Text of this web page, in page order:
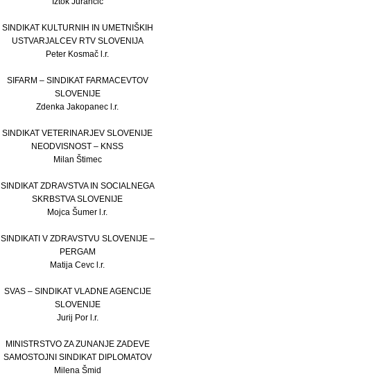
SINDIKAT KULTURNIH IN UMETNIŠKIH
USTVARJALCEV RTV SLOVENIJA
Peter Kosmač l.r.
SIFARM – SINDIKAT FARMACEVTOV
SLOVENIJE
Zdenka Jakopanec l.r.
SINDIKAT VETERINARJEV SLOVENIJE
NEODVISNOST – KNSS
Milan Štimec
SINDIKAT ZDRAVSTVA IN SOCIALNEGA
SKRBSTVA SLOVENIJE
Mojca Šumer l.r.
SINDIKATI V ZDRAVSTVU SLOVENIJE –
PERGAM
Matija Cevc l.r.
SVAS – SINDIKAT VLADNE AGENCIJE
SLOVENIJE
Jurij Por l.r.
MINISTRSTVO ZA ZUNANJE ZADEVE
SAMOSTOJNI SINDIKAT DIPLOMATOV
Milena Šmid